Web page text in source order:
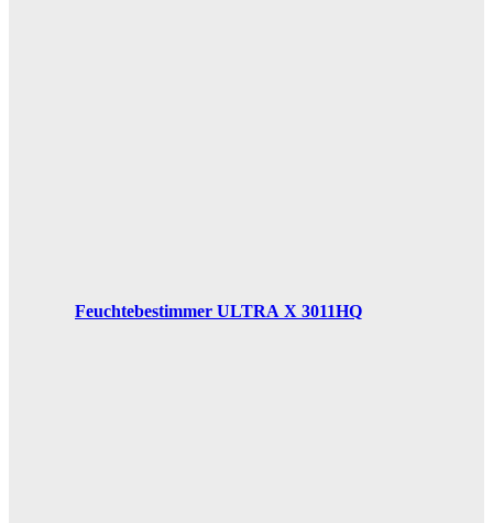
Feuchtebestimmer ULTRA X 3011HQ